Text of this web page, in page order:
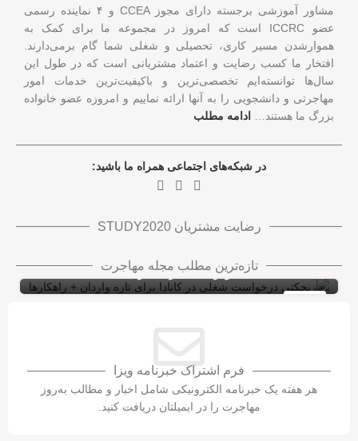
مشاور آموزشی برجسته دارای مجوز CCEA و ۴ نماینده رسمی
عضو ICCRC است که امروز در مجموعه ما برای کمک به
هموارشدن مسیر کاری، تحصیلی و شغلی شما گام برمی‌دارند.
افتخار ما کسب رضایت و اعتماد مشتریانی است که در طول این
سال‌ها توانسته‌ایم تخصصی‌ترین و باکیفیت‌ترین خدمات امور
مهاجرتی و دانشجویی را به آنها ارائه نماییم و امروزه عضو خانواده
بزرگ ما هستند… ادامه مطلب
در شبکه‌های اجتماعی همراه ما باشید:
رضایت مشتریان STUDY2020
ویزای کار
ویزای کاری کانادا با LMIA
تازه‌ترین مطلب مجله مهاجرت
واردان + راهکارها
فرم اشتراک خبرنامه ویزا
هر هفته یک خبرنامه الکترونیکی شامل اخبار و مطالب به‌روز
مهاجرت را در ایمیلتان دریافت کنید.